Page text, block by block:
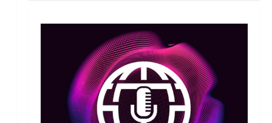
1
жапты: ММА менеджері
Арман Әшімов жайлы
жағымсыз оқиғаны айтты
07/08/2026
Басты жаңалық Бокс
Махмұд пен Сәкен: Азия
ойындарына кім барады?